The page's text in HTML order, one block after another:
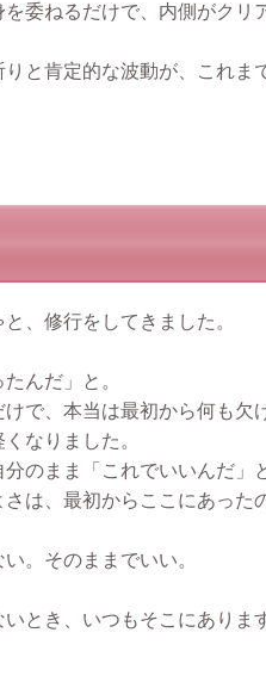
委ねるだけで、内側がクリ
と肯定的な波動が、これま
、修行をしてきました。
んだ」と。
で、本当は最初から何も欠
なりました。
のまま「これでいいんだ」
は、最初からここにあった
。そのままでいい。
とき、いつもそこにありま